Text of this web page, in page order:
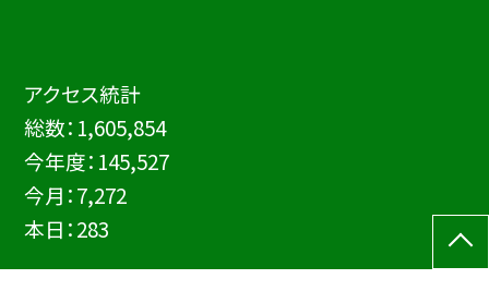
アクセス統計
総数： 1,605,854
今年度： 145,527
今月：7,272
本日：283